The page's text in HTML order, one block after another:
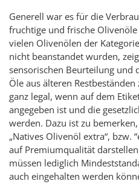
Generell war es für die
fruchtige und frische
vielen Olivenölen der
nicht beanstandet wurden,
sensorischen Beurteilung und
Öle aus älteren
ganz legal, wenn auf dem
angegeben ist und die
werden. Dazu ist zu
„Natives Olivenöl extra“, bzw.
auf Premiumqualität
müssen lediglich
auch eingehalten werden